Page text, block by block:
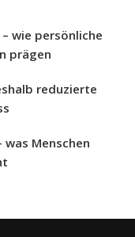
wie persönliche
prägen
reduzierte
Menschen